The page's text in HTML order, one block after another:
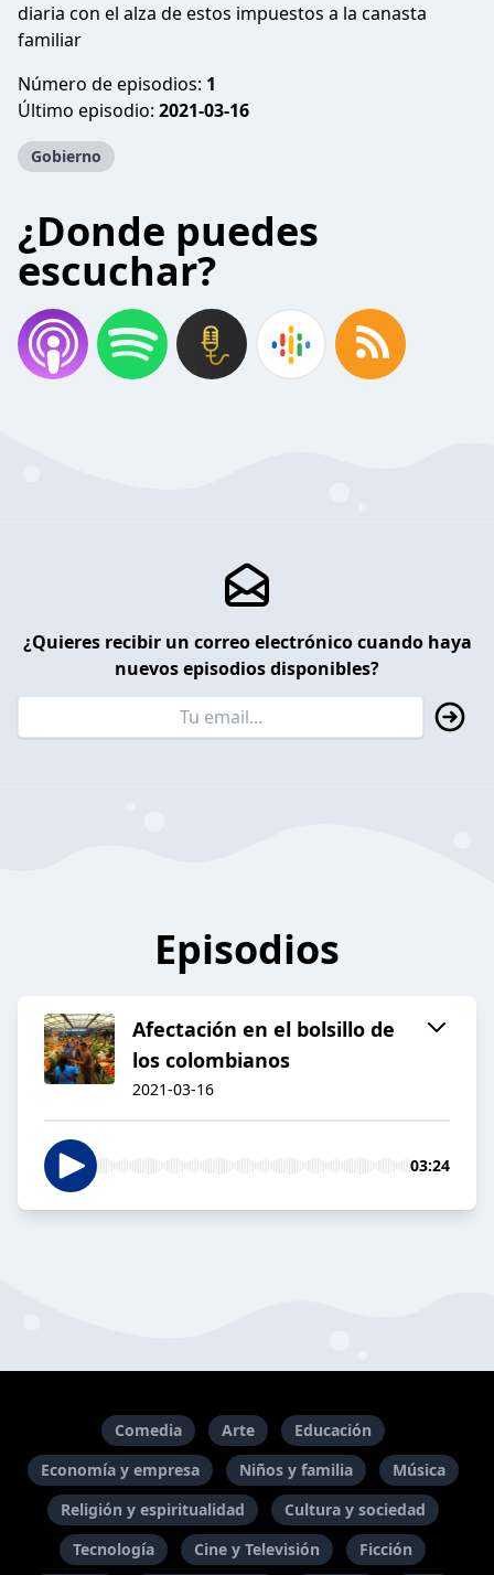
diaria con el alza de estos impuestos a la canasta
familiar
Número de episodios: 1
Último episodio: 2021-03-16
Gobierno
¿Donde puedes
escuchar?
¿Quieres recibir un correo electrónico cuando haya
nuevos episodios disponibles?
Episodios
Afectación en el bolsillo de
los colombianos
2021-03-16
03:24
Comedia Arte
Educación
Economía y empresa
Niños y familia
Música
Religión y espiritualidad
Cultura y sociedad
Tecnología
Cine y Televisión Ficción